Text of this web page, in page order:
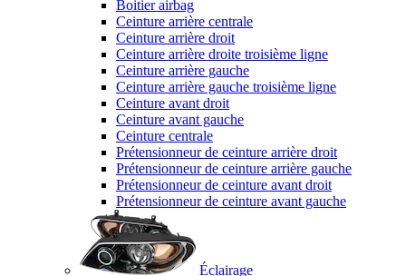
Boitier airbag
Ceinture arrière centrale
Ceinture arrière droit
Ceinture arrière droite troisième ligne
Ceinture arrière gauche
Ceinture arrière gauche troisième ligne
Ceinture avant droit
Ceinture avant gauche
Ceinture centrale
Prétensionneur de ceinture arrière droit
Prétensionneur de ceinture arrière gauche
Prétensionneur de ceinture avant droit
Prétensionneur de ceinture avant gauche
Éclairage